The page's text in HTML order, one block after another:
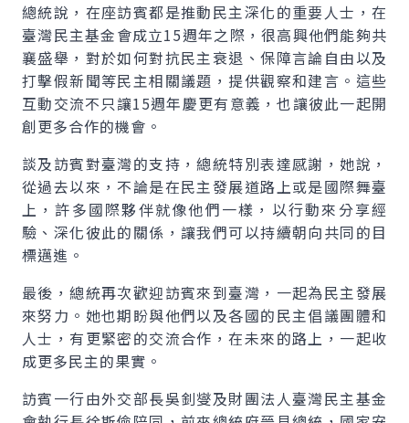
總統說，在座訪賓都是推動民主深化的重要人士，在
臺灣民主基金會成立15週年之際，很高興他們能夠共
襄盛舉，對於如何對抗民主衰退、保障言論自由以及
打擊假新聞等民主相關議題，提供觀察和建言。這些
互動交流不只讓15週年慶更有意義，也讓彼此一起開
創更多合作的機會。
談及訪賓對臺灣的支持，總統特別表達感謝，她說，
從過去以來，不論是在民主發展道路上或是國際舞臺
上，許多國際夥伴就像他們一樣，以行動來分享經
驗、深化彼此的關係，讓我們可以持續朝向共同的目
標邁進。
最後，總統再次歡迎訪賓來到臺灣，一起為民主發展
來努力。她也期盼與他們以及各國的民主倡議團體和
人士，有更緊密的交流合作，在未來的路上，一起收
成更多民主的果實。
訪賓一行由外交部長吳釗燮及財團法人臺灣民主基金